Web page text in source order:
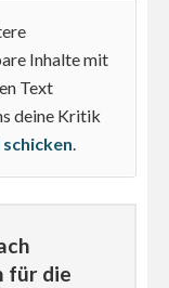
Inhalte mit
Text
deine Kritik
.
für die